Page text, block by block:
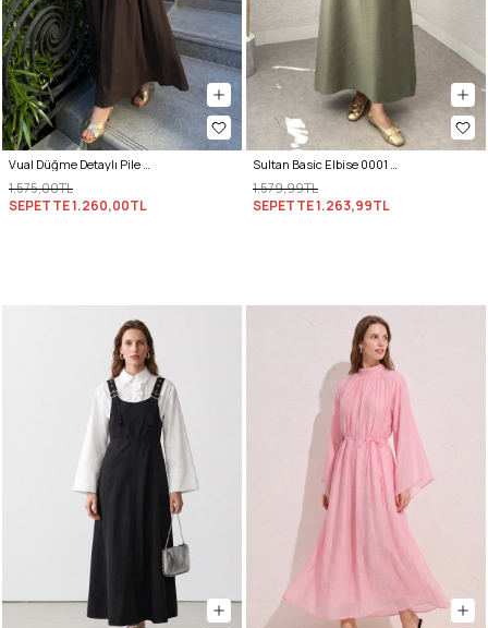
Vual Düğme Detaylı Pile Elbise 5007 - ACI KAHVE
1.575,00TL
SEPETTE1.260,00TL
Sultan Basic Elbise 0001 - HAKİ
1.579,99TL
SEPETTE1.263,99TL